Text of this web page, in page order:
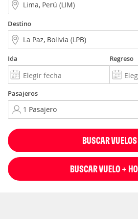
Destino
Ida Regreso
Pasajeros
BUSCAR VUELOS
BUSCAR VUELO +